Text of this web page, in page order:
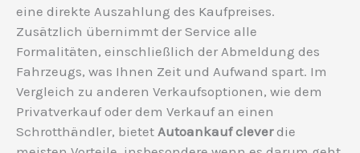
eine direkte Auszahlung des Kaufpreises.
Zusätzlich übernimmt der Service alle
Formalitäten, einschließlich der Abmeldung des
Fahrzeugs, was Ihnen Zeit und Aufwand spart. Im
Vergleich zu anderen Verkaufsoptionen, wie dem
Privatverkauf oder dem Verkauf an einen
Schrotthändler, bietet Autoankauf cleverdie